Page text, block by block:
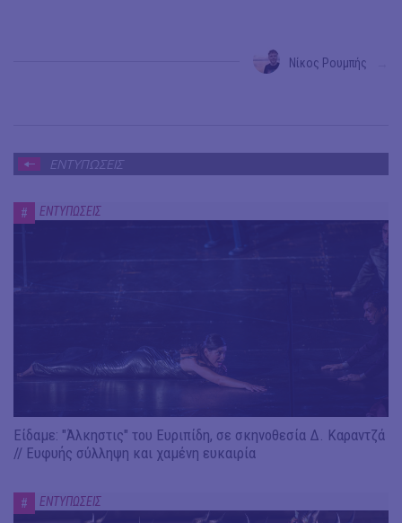
Νίκος Ρουμπής
ΕΝΤΥΠΩΣΕΙΣ
# ΕΝΤΥΠΩΣΕΙΣ
Είδαμε: "Άλκηστις" του Ευριπίδη, σε σκηνοθεσία Δ. Καραντζά
// Ευφυής σύλληψη και χαμένη ευκαιρία
# ΕΝΤΥΠΩΣΕΙΣ